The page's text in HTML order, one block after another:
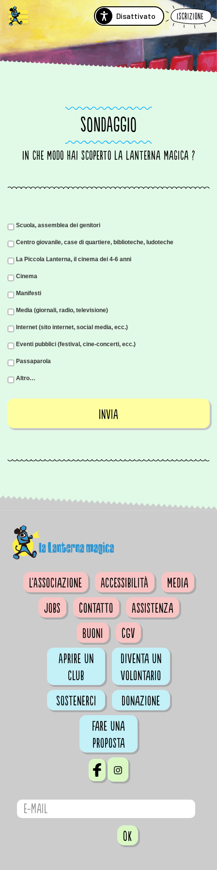
Disattivato Iscrizione
SONDAGGIO
In che modo hai scoperto la Lanterna Magica ?
Scuola, assemblea dei genitori
Centro giovanile, case di quartiere, biblioteche, ludoteche
La Piccola Lanterna, il cinema dei 4-6 anni
Cinema
Manifesti
Media (giornali, radio, televisione)
Internet (sito internet, social media, ecc.)
Eventi pubblici (festival, cine-concerti, ecc.)
Passaparola
Altro…
L'Associazione Accessibilità
Media
Jobs
Contatto
Assistenza
Buoni
CGV
Aprire un
club
Diventa un
volontario
Sostenerci
Donazione
Fare una
proposta
OK